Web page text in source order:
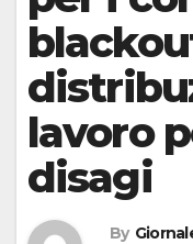
lavoro
disagi
By